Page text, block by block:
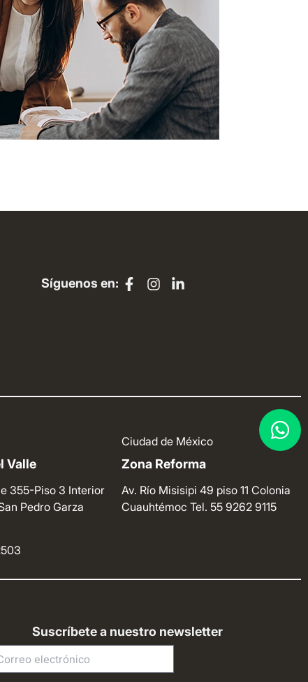
Síguenos en:
Valle
355-Piso 3 Interior
Pedro Garza
Ciudad de México
Zona Reforma
Av. Río Misisipi 49 piso 11 Colonia
CuauhtémocTel. 55 9262 9115
Suscríbete a nuestro newsletter